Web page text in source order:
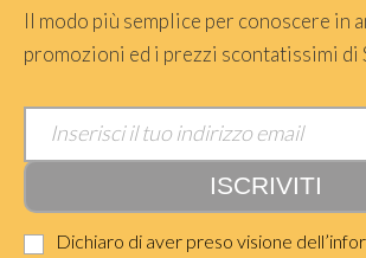
Il modo più semplice per conoscere in
promozioni ed i prezzi scontatissimi di
Dichiaro di aver preso visione